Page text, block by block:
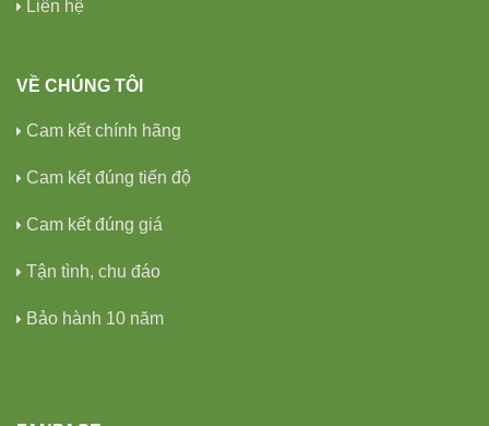
Liên hệ
VỀ CHÚNG TÔI
Cam kết chính hãng
Cam kết đúng tiến độ
Cam kết đúng giá
Tận tình, chu đáo
Bảo hành 10 năm